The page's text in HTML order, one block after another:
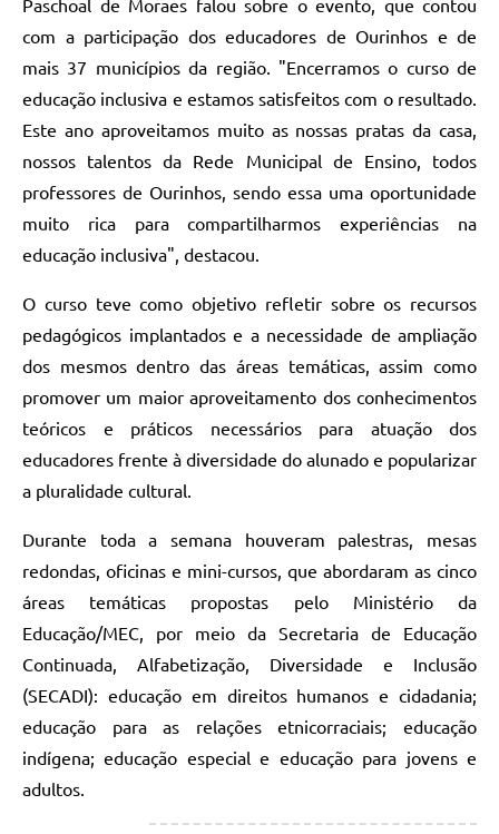
Paschoal de Moraes falou sobre o evento, que contou
com a participação dos educadores de Ourinhos e de
mais 37 municípios da região. "Encerramos o curso de
educação inclusiva e estamos satisfeitos com o resultado.
Este ano aproveitamos muito as nossas pratas da casa,
nossos talentos da Rede Municipal de Ensino, todos
professores de Ourinhos, sendo essa uma oportunidade
muito rica para compartilharmos experiências na
educação inclusiva", destacou.
O curso teve como objetivo refletir sobre os recursos
pedagógicos implantados e a necessidade de ampliação
dos mesmos dentro das áreas temáticas, assim como
promover um maior aproveitamento dos conhecimentos
teóricos e práticos necessários para atuação dos
educadores frente à diversidade do alunado e popularizar
a pluralidade cultural.
Durante toda a semana houveram palestras, mesas
redondas, oficinas e mini-cursos, que abordaram as cinco
áreas temáticas propostas pelo Ministério da
Educação/MEC, por meio da Secretaria de Educação
Continuada, Alfabetização, Diversidade e Inclusão
(SECADI): educação em direitos humanos e cidadania;
educação para as relações etnicorraciais; educação
indígena; educação especial e educação para jovens e
adultos.